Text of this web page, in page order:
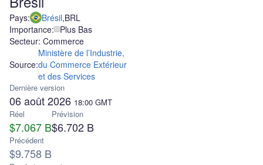
Pays: Brésil,BRL
Importance: Plus Bas
Secteur: Commerce
Source:
Ministère de l’Industrie,
du Commerce Extérieur
et des Services
Dernière version
06 août 2026 18:00 GMT
Réel
$7.067 B
Prévision
$6.702 B
Précédent
$9.758 B